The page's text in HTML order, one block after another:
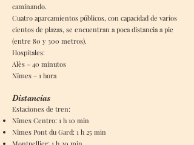
caminando.
Cuatro aparcamientos públicos, con capacidad de varios
cientos de plazas, se encuentran a poca distancia a pie
(entre 80 y 300 metros).
Hospitales:
Alès – 40 minutos
Nîmes – 1 hora
Distancias
Estaciones de tren:
Nîmes Centro: 1 h 10 min
Nîmes Pont du Gard: 1 h 25 min